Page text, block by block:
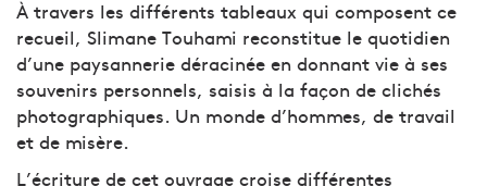
À travers les différents tableaux qui composent ce
recueil, Slimane Touhami reconstitue le quotidien
d’une paysannerie déracinée en donnant vie à ses
souvenirs personnels, saisis à la façon de clichés
photographiques. Un monde d’hommes, de travail
et de misère.
L’écriture de cet ouvrage croise différentes